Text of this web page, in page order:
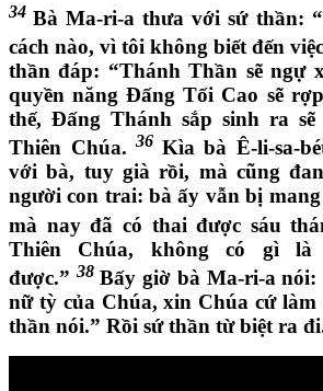
34 Bà Ma-ri-a thưa với sứ thần:
cách nào, vì tôi không biết đến
thần đáp: “Thánh Thần sẽ ngự
quyền năng Đấng Tối Cao sẽ
thế, Đấng Thánh sắp sinh ra
Thiên Chúa. 36 Kìa bà Ê-li-sa-
với bà, tuy già rồi, mà cũng
người con trai: bà ấy vẫn bị
mà nay đã có thai được sáu
Thiên Chúa, không có gì là
được.” 38 Bấy giờ bà Ma-ri-a nói:
nữ tỳ của Chúa, xin Chúa cứ
thần nói.” Rồi sứ thần từ biệt ra